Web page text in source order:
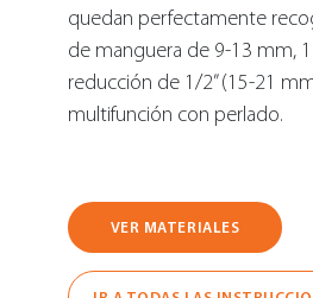
quedan perfectamente
de manguera de 9-13 mm,
reducción de 1/2” (15-21
multifunción con perlado.
VER MATERIALES